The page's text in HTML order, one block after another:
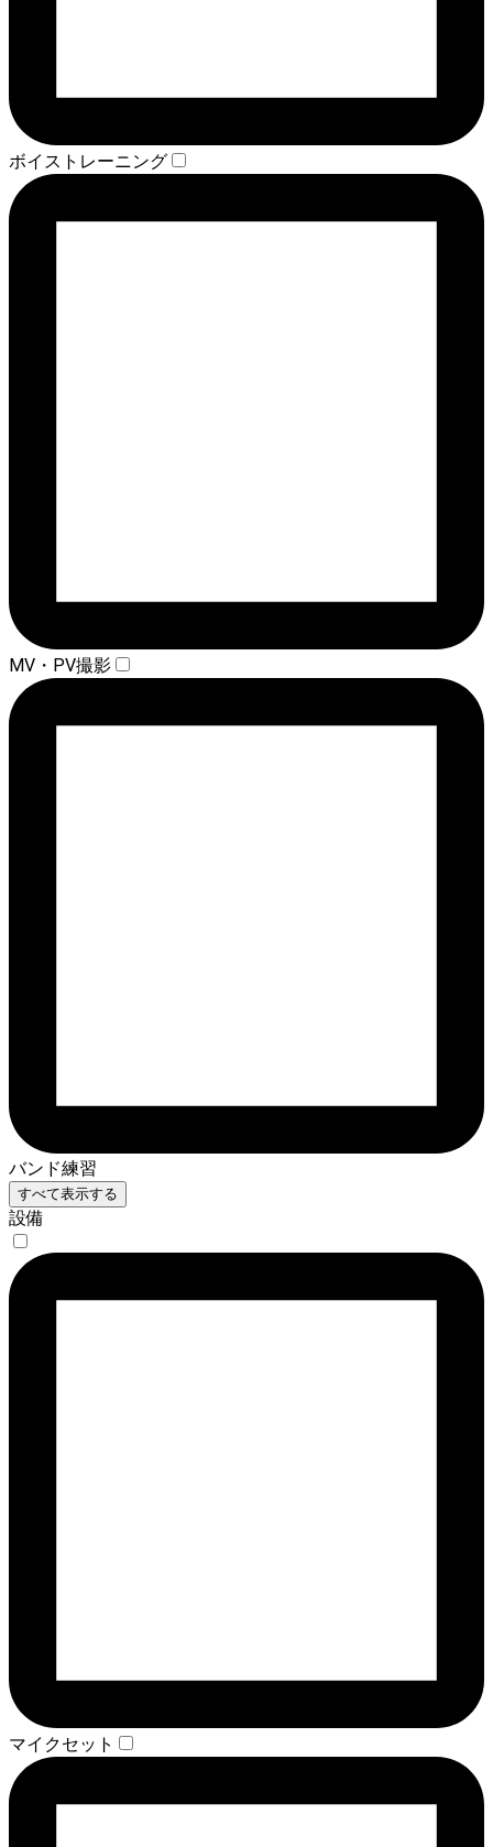
ボイストレーニング
MV・PV撮影
バンド練習
すべて表示する
設備
マイクセット